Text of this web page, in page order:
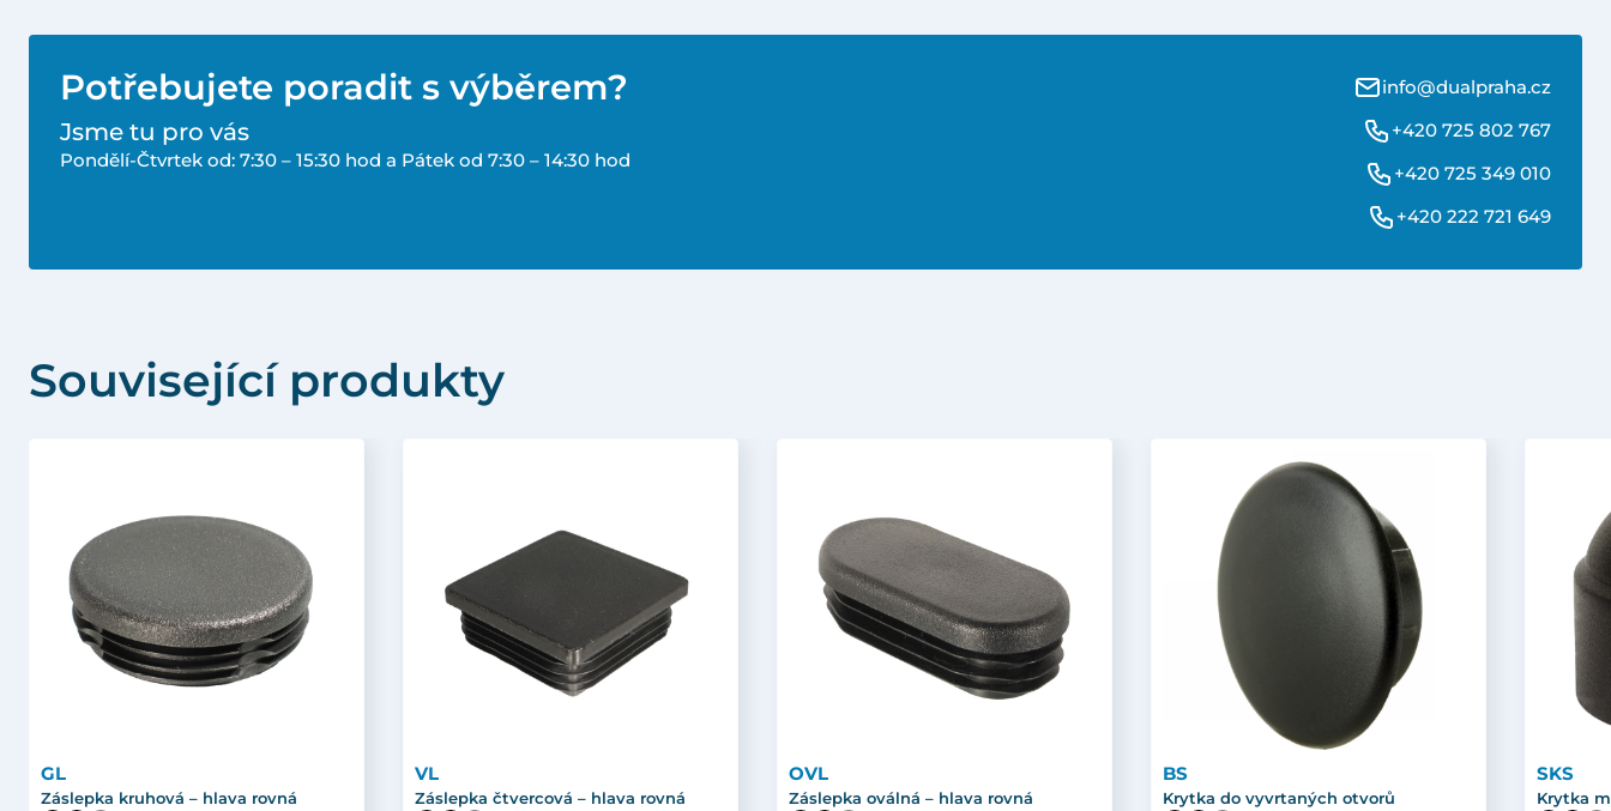
Potřebujete poradit s výběrem?
Jsme tu pro vás
Pondělí-Čtvrtek od: 7:30 – 15:30 hod a Pátek od 7:30 – 14:30 hod
info@dualpraha.cz
+420 725 802 767
+420 725 349 010
+420 222 721 649
Související produkty
GL
Záslepka kruhová – hlava rovná
VL
Záslepka čtvercová – hlava rovná
OVL
Záslepka oválná – hlava rovná
BS
Krytka do vyvrtaných otvorů
SKS
Krytka